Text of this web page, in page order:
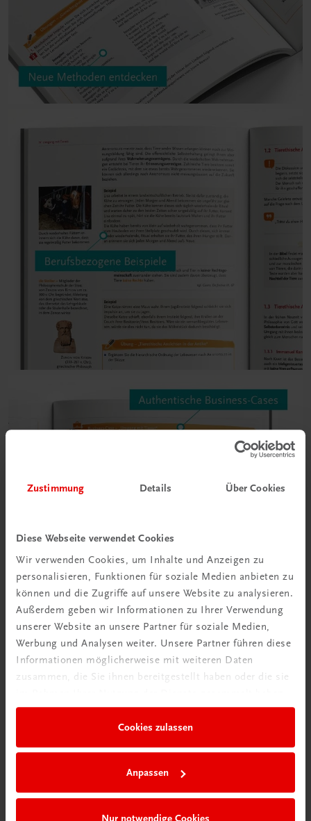
Zustimmung Details Über Cookies
Diese Webseite verwendet Cookies
Wir verwenden Cookies, um Inhalte und Anzeigen zu
personalisieren, Funktionen für soziale Medien anbieten zu
können und die Zugriffe auf unsere Website zu analysieren.
Außerdem geben wir Informationen zu Ihrer Verwendung
unserer Website an unsere Partner für soziale Medien,
Werbung und Analysen weiter. Unsere Partner führen diese
Informationen möglicherweise mit weiteren Daten
zusammen, die Sie ihnen bereitgestellt haben oder die sie
Cookies zulassen
Anpassen
Nur notwendige Cookies
Schülerinnen und Schüler dazu ein,